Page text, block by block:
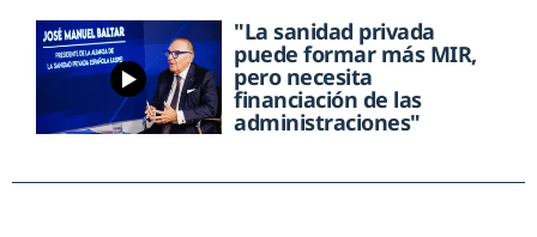
"La sanidad privada
puede formar más MIR,
pero necesita
financiación de las
administraciones"